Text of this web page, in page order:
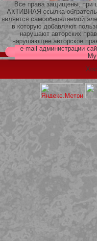
209 Белая кофта из
кружева
Все права защищены, при
АКТИВНАЯ ссылка
является самообновляемой
в которую добавляют
нарушают авторских
нарушающее авторское
e-mail администрации